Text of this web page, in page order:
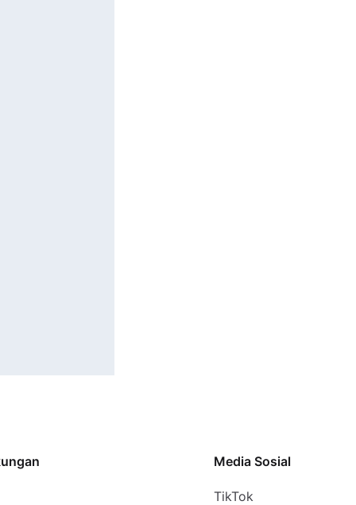
Media Sosial
TikTok